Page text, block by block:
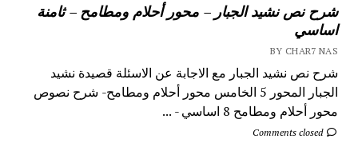
شرح نص نشيد الجبار – محور أحلام ومطامح – ثامنة
اساسي
BY CHAR7 NAS
شرح نص نشيد الجبار مع الاجابة عن الاسئلة قصيدة نشيد
الجبار المحور 5 الخامس محور أحلام ومطامح- شرح نصوص
محور أحلام ومطامح 8 اساسي - ...
Comments closed